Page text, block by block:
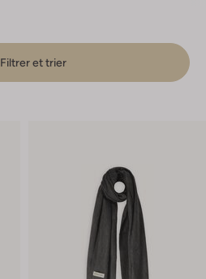
Filtrer et trier